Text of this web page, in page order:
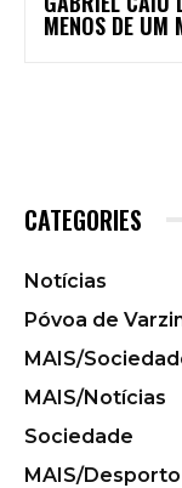
MENOS DE UM
CATEGORIES
Notícias
Póvoa de
MAIS/
MAIS/Notícias
Sociedade
MAIS/Desporto